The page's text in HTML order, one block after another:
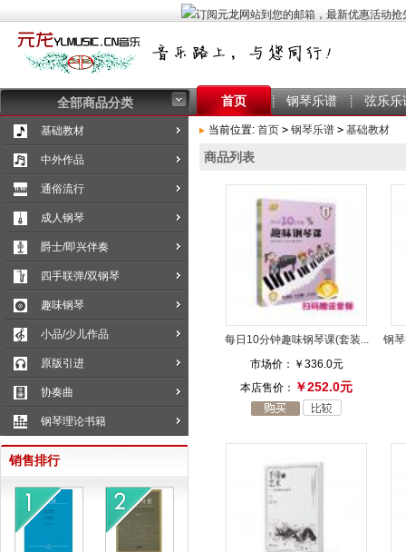
全部商品分类 首页 钢琴乐谱 弦乐乐
基础教材
中外作品
通俗流行
成人钢琴
爵士/即兴伴奏
四手联弹/双钢琴
趣味钢琴
小品/少儿作品
原版引进
协奏曲
钢琴理论书籍
销售排行
当前位置: 首页 > 钢琴乐谱 > 基础教材
商品列表
每日10分钟趣味钢琴课(套装...
市场价： ￥336.0元
本店售价： ￥252.0元
钢